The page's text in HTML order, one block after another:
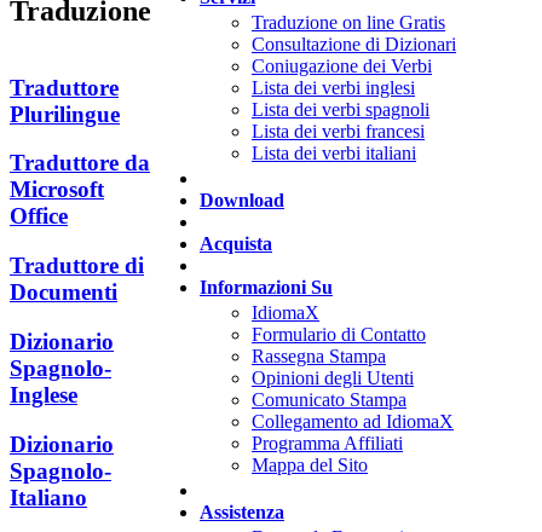
Traduzione
Traduttore
Plurilingue
Traduttore da
Microsoft
Office
Traduttore di
Documenti
Dizionario
Spagnolo-
Inglese
Dizionario
Spagnolo-
Italiano
Traduzione on line Gratis
Consultazione di Dizionari
Coniugazione dei Verbi
Lista dei verbi inglesi
Lista dei verbi spagnoli
Lista dei verbi francesi
Lista dei verbi italiani
Download
Acquista
Informazioni Su
IdiomaX
Formulario di Contatto
Rassegna Stampa
Opinioni degli Utenti
Comunicato Stampa
Collegamento ad IdiomaX
Programma Affiliati
Mappa del Sito
Assistenza